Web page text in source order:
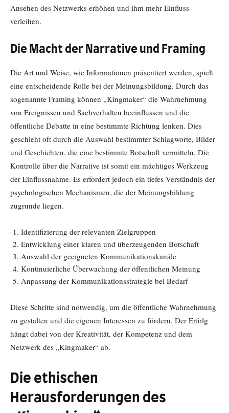
Ansehen des Netzwerks erhöhen und ihm mehr Einfluss
verleihen.
Die Macht der Narrative und Framing
Die Art und Weise, wie Informationen präsentiert werden, spielt
eine entscheidende Rolle bei der Meinungsbildung. Durch das
sogenannte Framing können „Kingmaker“ die Wahrnehmung
von Ereignissen und Sachverhalten beeinflussen und die
öffentliche Debatte in eine bestimmte Richtung lenken. Dies
geschieht oft durch die Auswahl bestimmter Schlagworte, Bilder
und Geschichten, die eine bestimmte Botschaft vermitteln. Die
Kontrolle über die Narrative ist somit ein mächtiges Werkzeug
der Einflussnahme. Es erfordert jedoch ein tiefes Verständnis der
psychologischen Mechanismen, die der Meinungsbildung
zugrunde liegen.
Identifizierung der relevanten Zielgruppen
Entwicklung einer klaren und überzeugenden Botschaft
Auswahl der geeigneten Kommunikationskanäle
Kontinuierliche Überwachung der öffentlichen Meinung
Anpassung der Kommunikationsstrategie bei Bedarf
Diese Schritte sind notwendig, um die öffentliche Wahrnehmung
zu gestalten und die eigenen Interessen zu fördern. Der Erfolg
hängt dabei von der Kreativität, der Kompetenz und dem
Netzwerk des „Kingmaker“ ab.
Die ethischen
Herausforderungen des